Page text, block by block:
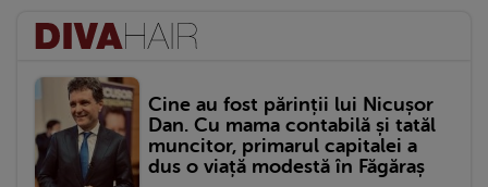
Cine au fost părinții lui Nicușor
Dan. Cu mama contabilă și tatăl
muncitor, primarul capitalei a
dus o viață modestă în Făgăraș